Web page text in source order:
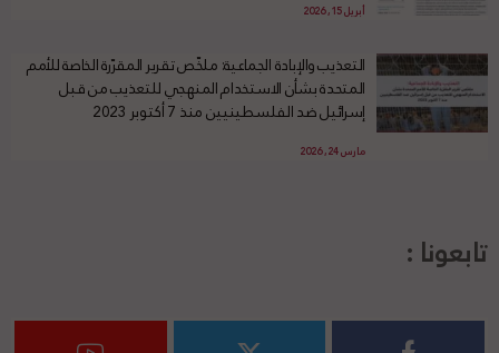
أبريل 15, 2026
التعذيب والإبادة الجماعية: ملخّص تقرير المقرّرة الخاصة للأمم
المتحدة بشأن الاستخدام المنهجي للتعذيب من قبل
إسرائيل ضد الفلسطينيين منذ 7 أكتوبر 2023
مارس 24, 2026
تابعونا :